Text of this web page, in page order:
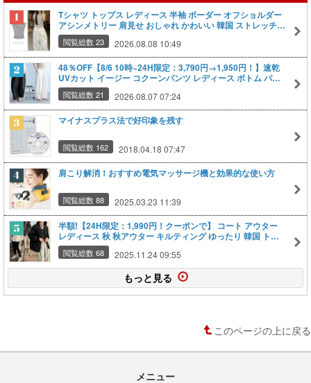
Tシャツ トップス レディース 半袖 ボーダー オフショルダー
アシンメトリー 肩見せ おしゃれ かわいい 韓国 ストレッチ
オフショル 夏服 エレガントフィット フェミニン スリム 着痩
せ シンプル カジュアル Tシャツ プルオーバー 白黒 S M L XL
XXL 大人女子 人気 おすすめ
閲覧総数 23 2026.08.08 10:49
48％OFF【8/6 10時~24H限定：3,790円→1,950円！】速乾
UVカット イージー コクーンパンツ レディース ボトム パン
ツ カーブパンツ チノパンツ バレルレッグ 春 夏 秋 冬 低身長
高身長 洗濯可【 イージーコクーンパンツ】
閲覧総数 21 2026.08.07 07:24
マイナスプラス法で好印象を残す
閲覧総数 162 2018.04.18 07:47
肩こり解消！おすすめ電気マッサージ機と効果的な使い方
閲覧総数 88 2025.03.23 11:39
半額!【24H限定：1,990円！クーポンで】 コート アウター
レディース 秋 秋アウター キルティング ゆったり 韓国 トレ
ンド 襟付き ジャケット ショート丈 ミディ丈 アイボリー 黒
裏地付き カジュアル お洒落 秋冬 冬【 キルティングジャケッ
ト 】
閲覧総数 68 2025.11.24 09:55
もっと見る
このページの上に戻る
メニュー